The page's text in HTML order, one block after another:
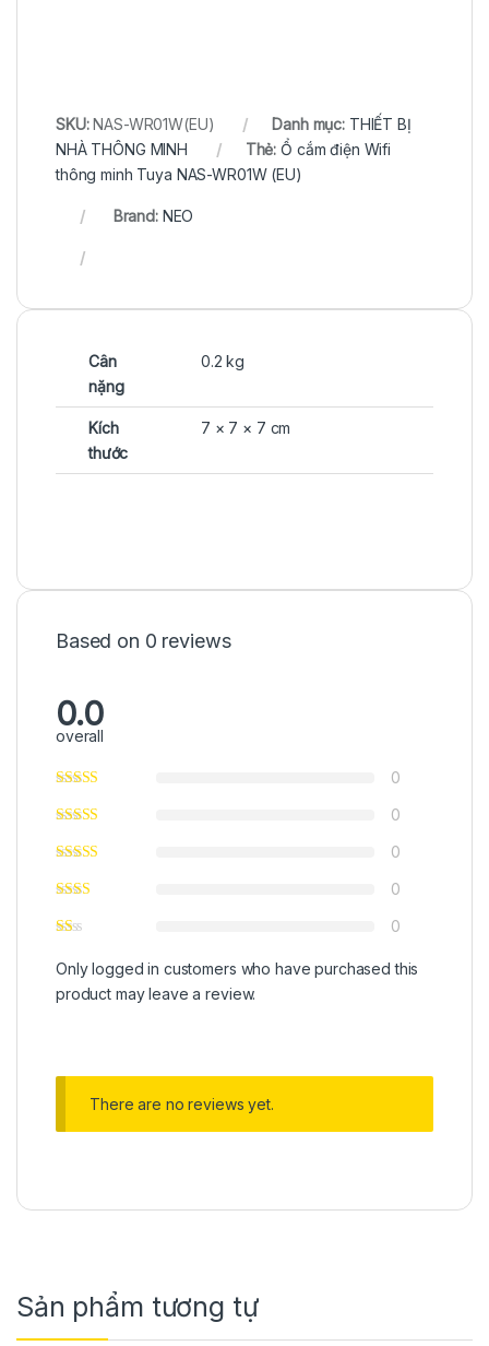
SKU:NAS-WR01W(EU) Danh mục: THIẾT BỊ
NHÀ THÔNG MINH
Thẻ:Ổ cắm điện Wifi
thông minh Tuya NAS-WR01W (EU)
Brand: NEO
Cân
nặng
0.2 kg
Kích
thước
7 × 7 × 7 cm
Based on 0 reviews
0.0
overall
0
0
0
0
0
Only logged in customers who have purchased this
product may leave a review.
There are no reviews yet.
Sản phẩm tương tự